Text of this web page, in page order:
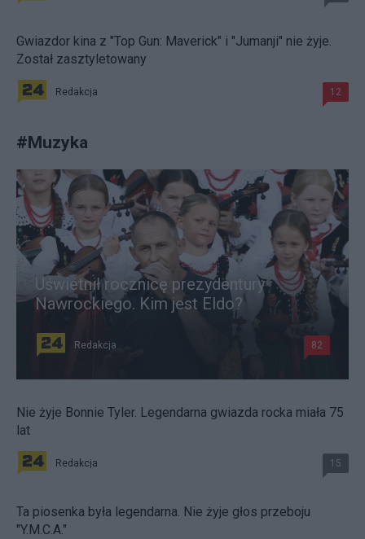
Gwiazdor kina z "Top Gun: Maverick" i "Jumanji" nie żyje.
Został zasztyletowany
Redakcja 12
#Muzyka
Uświetnił rocznicę prezydentury
Nawrockiego. Kim jest Eldo?
Redakcja 82
Nie żyje Bonnie Tyler. Legendarna gwiazda rocka miała 75
lat
Redakcja 15
Ta piosenka była legendarna. Nie żyje głos przeboju
"Y.M.C.A."